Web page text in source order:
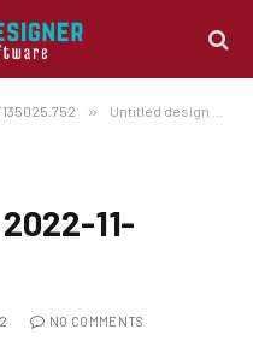
» Untitled design – 2022-11-20T135025.752
11-
NO COMMENTS